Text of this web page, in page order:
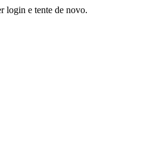
login e tente de novo.